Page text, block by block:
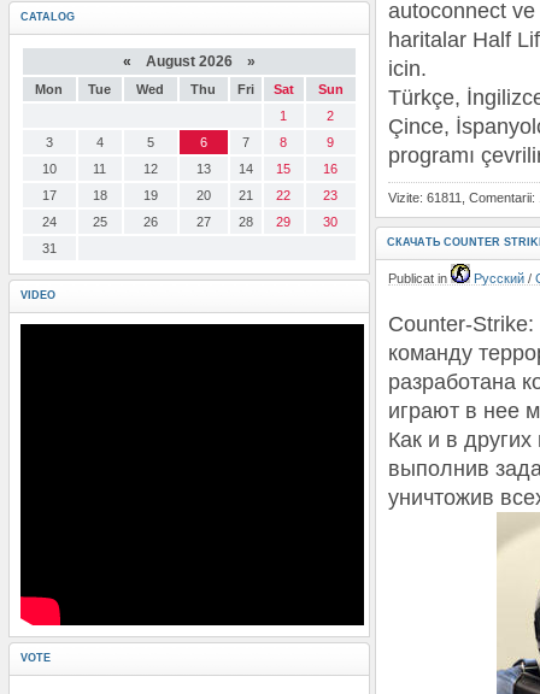
CATALOG
« August 2026 »
Mon Tue Wed Thu Fri Sat
Sun
1
2
3
4 5 6 7 8
9
10
11 12 13 14 15
16
17
18 19 20 21 22
23
24
25 26 27 28 29
30
31
VIDEO
VOTE
autoconnect
haritalar Half
icin.
Türkçe,
Çince,
programı
Vizite: 61811, Comentarii:
СКАЧАТЬ COUNTER
Publicat in Русский /
Counter-
команду
разработана
играют в нее
Как и в
выполнив
уничтожив